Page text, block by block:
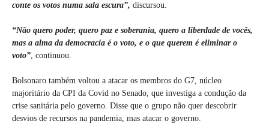
conte os votos numa sala escura”, discursou.
“Não quero poder, quero paz e soberania, quero a liberdade de vocês,
mas a alma da democracia é o voto, e o que querem é eliminar o
voto”, continuou.
Bolsonaro também voltou a atacar os membros do G7, núcleo
majoritário da CPI da Covid no Senado, que investiga a condução da
crise sanitária pelo governo. Disse que o grupo não quer descobrir
desvios de recursos na pandemia, mas atacar o governo.